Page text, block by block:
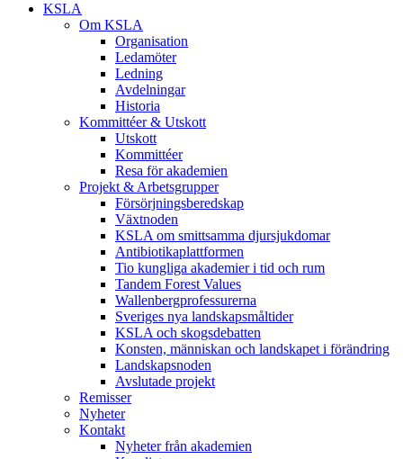
KSLA
Om KSLA
Organisation
Ledamöter
Ledning
Avdelningar
Historia
Kommittéer & Utskott
Utskott
Kommittéer
Resa för akademien
Projekt & Arbetsgrupper
Försörjningsberedskap
Växtnoden
KSLA om smittsamma djursjukdomar
Antibiotikaplattformen
Tio kungliga akademier i tid och rum
Tandem Forest Values
Wallenbergprofessurerna
Sveriges nya landskapsmåltider
KSLA och skogsdebatten
Konsten, människan och landskapet i förändring
Landskapsnoden
Avslutade projekt
Remisser
Nyheter
Kontakt
Nyheter från akademien